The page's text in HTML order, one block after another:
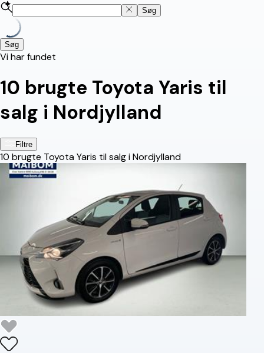
Søg
Søg
Vi har fundet
10 brugte Toyota Yaris til
salg i Nordjylland
Filtre
10 brugte Toyota Yaris til salg i Nordjylland